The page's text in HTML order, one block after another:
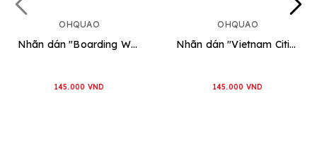
OHQUAO
Nhãn dán "Boarding World"
145.000 VND
OHQUAO
Nhãn dán "Vietnam Cities"
145.000 VND